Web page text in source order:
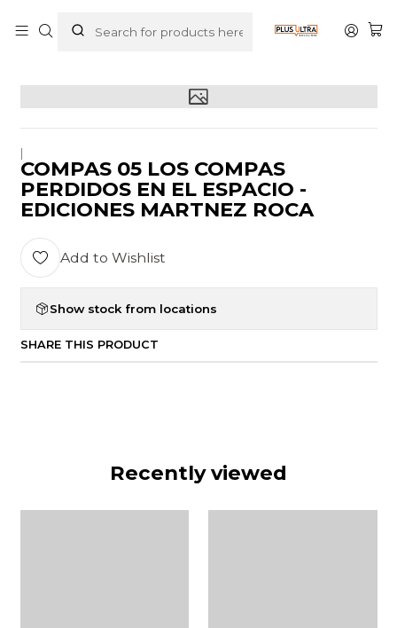
COMPAS 05 LOS COMPAS PERDIDOS EN EL ESPACIO -
EDICIONES MARTNEZ ROCA
COMPAS 05 LOS COMPAS
PERDIDOS EN EL ESPACIO -
EDICIONES MARTNEZ ROCA
Add to Wishlist
Show stock from locations
SHARE THIS PRODUCT
Recently viewed